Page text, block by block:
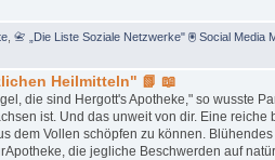
, 📇 „Die Liste Soziale Netzwerke" 🖲 Social Media
Heilmitteln" 📗 📖
die sind Hergott's Apotheke," so wusste
ist. Und das unweit von dir. Eine reiche
dem Vollen schöpfen zu können.
die jegliche Beschwerden auf